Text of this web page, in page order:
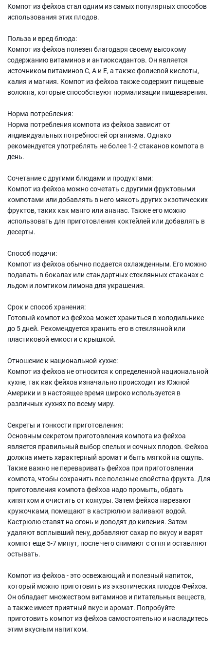
Компот из фейхоа стал одним из самых популярных способов
использования этих плодов.
Польза и вред блюда:
Компот из фейхоа полезен благодаря своему высокому
содержанию витаминов и антиоксидантов. Он является
источником витаминов С, А и Е, а также фолиевой кислоты,
калия и магния. Компот из фейхоа также содержит пищевые
волокна, которые способствуют нормализации пищеварения.
Норма потребления:
Норма потребления компота из фейхоа зависит от
индивидуальных потребностей организма. Однако
рекомендуется употреблять не более 1-2 стаканов компота в
день.
Сочетание с другими блюдами и продуктами:
Компот из фейхоа можно сочетать с другими фруктовыми
компотами или добавлять в него мякоть других экзотических
фруктов, таких как манго или ананас. Также его можно
использовать для приготовления коктейлей или добавлять в
десерты.
Способ подачи:
Компот из фейхоа обычно подается охлажденным. Его можно
подавать в бокалах или стандартных стеклянных стаканах с
льдом и ломтиком лимона для украшения.
Срок и способ хранения:
Готовый компот из фейхоа может храниться в холодильнике
до 5 дней. Рекомендуется хранить его в стеклянной или
пластиковой емкости с крышкой.
Отношение к национальной кухне:
Компот из фейхоа не относится к определенной национальной
кухне, так как фейхоа изначально происходит из Южной
Америки и в настоящее время широко используется в
различных кухнях по всему миру.
Секреты и тонкости приготовления:
Основным секретом приготовления компота из фейхоа
является правильный выбор спелых и сочных плодов. Фейхоа
должна иметь характерный аромат и быть мягкой на ощупь.
Также важно не переваривать фейхоа при приготовлении
компота, чтобы сохранить все полезные свойства фрукта. Для
приготовления компота фейхоа надо промыть, обдать
кипятком и очистить от кожуры. Затем фейхоа нарезают
кружочками, помещают в кастрюлю и заливают водой.
Кастрюлю ставят на огонь и доводят до кипения. Затем
удаляют всплывший пену, добавляют сахар по вкусу и варят
компот еще 5-7 минут, после чего снимают с огня и оставляют
остывать.
Компот из фейхоа - это освежающий и полезный напиток,
который можно приготовить из экзотических плодов Фейхоа.
Он обладает множеством витаминов и питательных веществ,
а также имеет приятный вкус и аромат. Попробуйте
приготовить компот из фейхоа самостоятельно и насладитесь
этим вкусным напитком.